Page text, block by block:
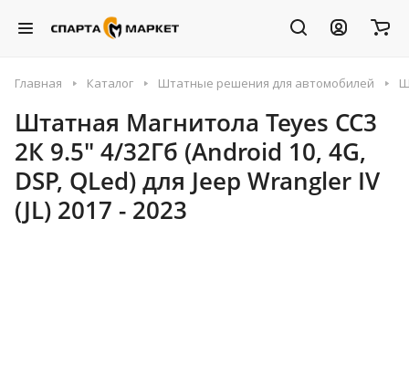
Главная Каталог Штатные решения для автомобилей
Штатная Магнитола Teyes CC3
2К 9.5" 4/32Гб (Android 10, 4G,
DSP, QLed) для Jeep Wrangler IV
(JL) 2017 - 2023